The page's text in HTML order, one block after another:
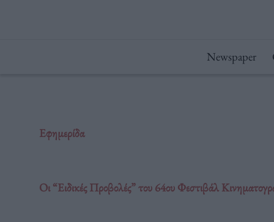
Newspaper
Εφημερίδα
Oι “Eιδικές Προβολές” του 64ου Φεστιβάλ